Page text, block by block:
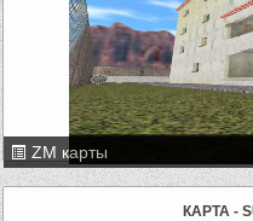
ZM карты
КАРТА -